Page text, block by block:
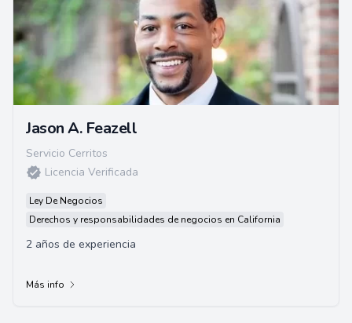
Jason A. Feazell
Servicio Cerritos
Licencia Verificada
Ley De Negocios
Derechos y responsabilidades de negocios en California
2 años de experiencia
Más info